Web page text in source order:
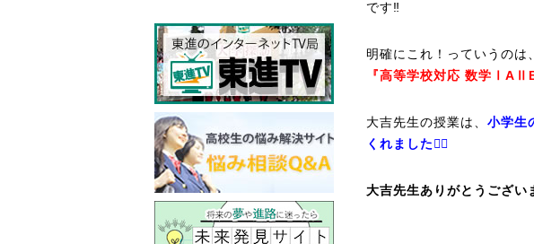
です‼️
明確にこれ！っていうのは
『高等学校対応 数学
大吉先生の授業は、 小学生
くれました✊🏻
大吉先生ありがとうござ